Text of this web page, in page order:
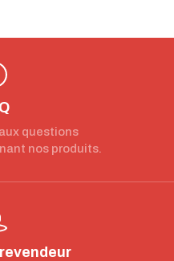
questions
nos produits.